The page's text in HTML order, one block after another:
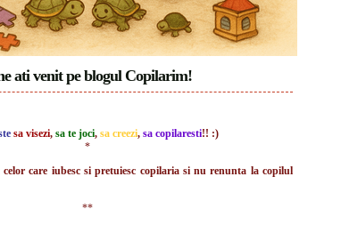
ati venit pe blogul Copilarim!
sa visezi, sa te joci, sa creezi, sa copilaresti!! :)
*
celor care iubesc si pretuiesc copilaria si nu renunta la copilul
**